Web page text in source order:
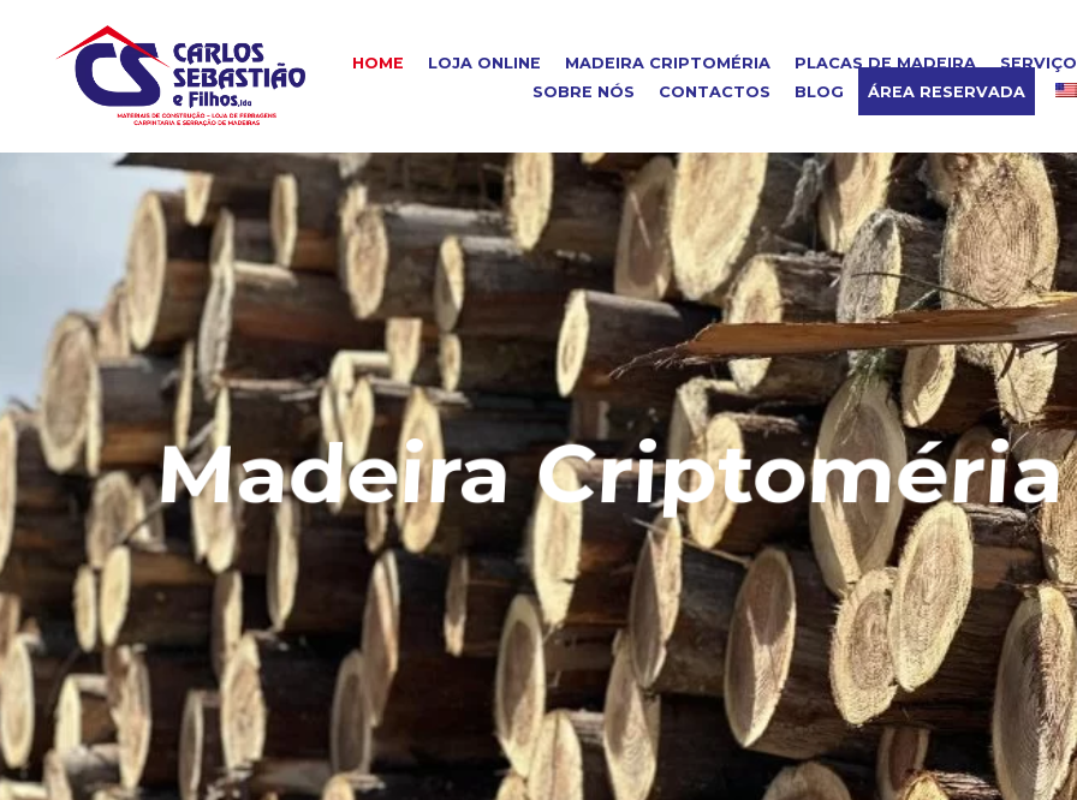
HOME LOJA ONLINE MADEIRA CRIPTOMÉRIA PLACAS DE MADEIRA
SOBRE NÓS
CONTACTOS BLOG ÁREA RESERVADA
Madeira Criptoméria
SABER MAIS